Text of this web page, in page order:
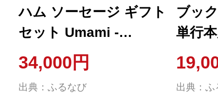
ハム ソーセージ ギフト
セット Umami -
PREMIUM- 詰め合わせ
34,000円
出典：ふるなび
ブッ
単行
屋商
予定(
県 流
出典：ふ